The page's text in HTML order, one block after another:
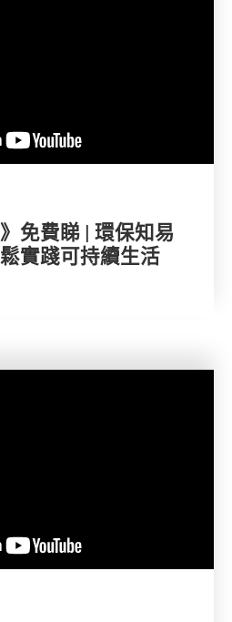
免費睇 | 環保知易
實踐可持續生活